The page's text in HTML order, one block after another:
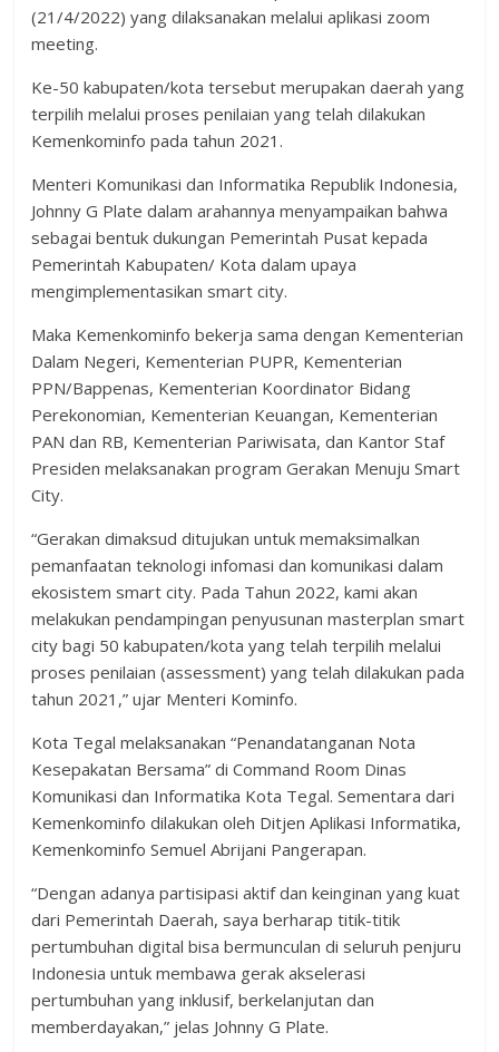
(21/4/2022) yang dilaksanakan melalui aplikasi zoom
meeting.
Ke-50 kabupaten/kota tersebut merupakan daerah yang
terpilih melalui proses penilaian yang telah dilakukan
Kemenkominfo pada tahun 2021.
Menteri Komunikasi dan Informatika Republik Indonesia,
Johnny G Plate dalam arahannya menyampaikan bahwa
sebagai bentuk dukungan Pemerintah Pusat kepada
Pemerintah Kabupaten/ Kota dalam upaya
mengimplementasikan smart city.
Maka Kemenkominfo bekerja sama dengan Kementerian
Dalam Negeri, Kementerian PUPR, Kementerian
PPN/Bappenas, Kementerian Koordinator Bidang
Perekonomian, Kementerian Keuangan, Kementerian
PAN dan RB, Kementerian Pariwisata, dan Kantor Staf
Presiden melaksanakan program Gerakan Menuju Smart
City.
“Gerakan dimaksud ditujukan untuk memaksimalkan
pemanfaatan teknologi infomasi dan komunikasi dalam
ekosistem smart city. Pada Tahun 2022, kami akan
melakukan pendampingan penyusunan masterplan smart
city bagi 50 kabupaten/kota yang telah terpilih melalui
proses penilaian (assessment) yang telah dilakukan pada
tahun 2021,” ujar Menteri Kominfo.
Kota Tegal melaksanakan “Penandatanganan Nota
Kesepakatan Bersama” di Command Room Dinas
Komunikasi dan Informatika Kota Tegal. Sementara dari
Kemenkominfo dilakukan oleh Ditjen Aplikasi Informatika,
Kemenkominfo Semuel Abrijani Pangerapan.
“Dengan adanya partisipasi aktif dan keinginan yang kuat
dari Pemerintah Daerah, saya berharap titik-titik
pertumbuhan digital bisa bermunculan di seluruh penjuru
Indonesia untuk membawa gerak akselerasi
pertumbuhan yang inklusif, berkelanjutan dan
memberdayakan,” jelas Johnny G Plate.